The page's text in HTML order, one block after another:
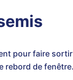
pour faire
rebord de fenêtre.